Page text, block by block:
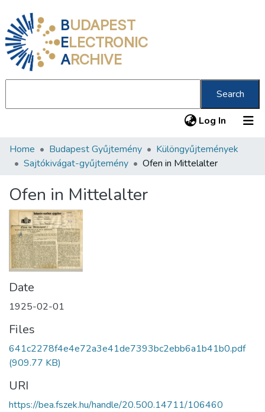
BUDAPEST
ELECTRONIC
ARCHIVE
Search
Log In (current)
Communities & Collections
Statistics
About us
Home Budapest Gyűjtemény
Különgyűjtemények
Sajtókivágat-gyűjtemény
Ofen in Mittelalter
Ofen in Mittelalter
Date
1925-02-01
Files
641c2278f4e4e72a3e41de7393bc2ebb6a1b41b0.pdf
(909.77 KB)
URI
https://bea.fszek.hu/handle/20.500.14711/106460